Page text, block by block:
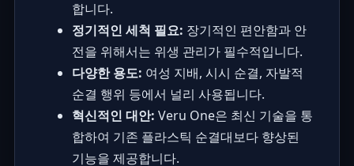
합니다.
정기적인 세척 필요: 장기적인 편안함과 안
전을 위해서는 위생 관리가 필수적입니다.
다양한 용도: 여성 지배, 시시 순결, 자발적
순결 행위 등에서 널리 사용됩니다.
혁신적인 대안: Veru One은 최신 기술을 통
합하여 기존 플라스틱 순결대보다 향상된
기능을 제공합니다.